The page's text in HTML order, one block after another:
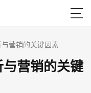

营销的关键因素
营销的关键